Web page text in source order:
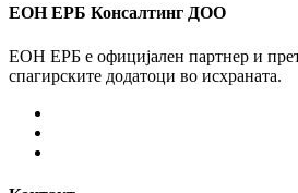
ЕОН ЕРБ Консалтинг ДОО
ЕОН ЕРБ е официјален партнер и
спагирските додатоци во исхраната.